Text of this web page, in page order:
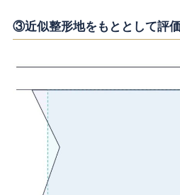
③近似整形地をもととして評